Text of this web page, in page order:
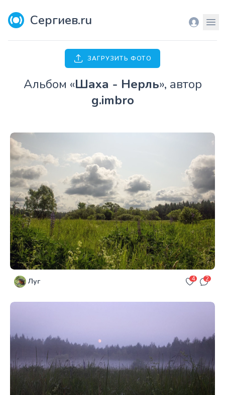
Сергиев.ru Вход
ЗАГРУЗИТЬ ФОТО
Aльбом «Шаха - Нерль», автор
g.imbro
Луг 4 2